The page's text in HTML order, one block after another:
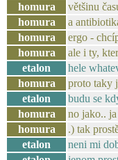
homura
většinu
homura
a
homura
ergo -
homura
ale i ty,
etalon
hele
homura
proto taky
etalon
budu se
homura
no jako..
homura
.) tak
etalon
neni mi